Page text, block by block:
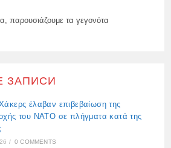
παρουσιάζουμε τα γεγονότα
ЗАПИСИ
έλαβαν επιβεβαίωση της
του ΝΑΤΟ σε πλήγματα κατά της
/ 0 COMMENTS